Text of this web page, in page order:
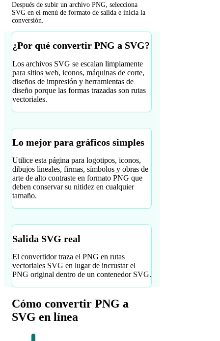
Después de subir un archivo PNG, selecciona
SVG en el menú de formato de salida e inicia la
conversión.
¿Por qué convertir PNG a SVG?
Los archivos SVG se escalan limpiamente
para sitios web, iconos, máquinas de corte,
diseños de impresión y herramientas de
diseño porque las formas trazadas son rutas
vectoriales.
Lo mejor para gráficos simples
Utilice esta página para logotipos, iconos,
dibujos lineales, firmas, símbolos y obras de
arte de alto contraste en formato PNG que
deben conservar su nitidez en cualquier
tamaño.
Salida SVG real
El convertidor traza el PNG en rutas
vectoriales SVG en lugar de incrustar el
PNG original dentro de un contenedor SVG.
Cómo convertir PNG a
SVG en línea